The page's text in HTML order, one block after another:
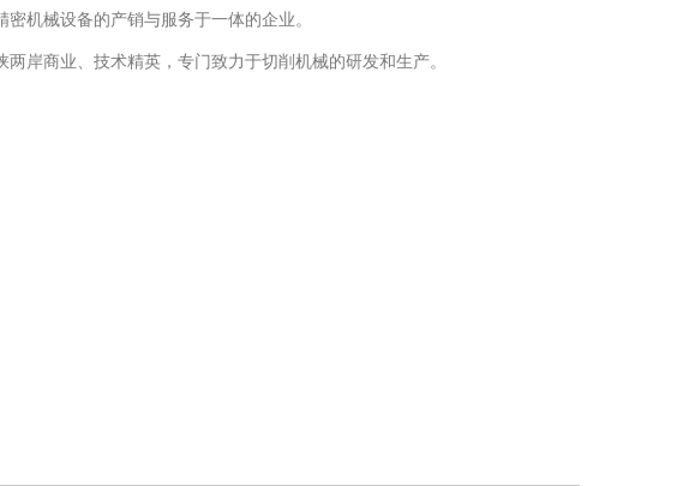
机械设备的产销与服务于一体的企业。
岸商业、技术精英，专门致力于切削机械的研发和生产。